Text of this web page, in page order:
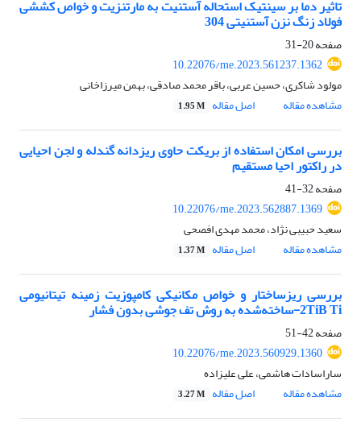
تاثیر دما بر سینتیک استحاله آستنیت به مارتنزیت و خواص کششی
فولاد زنگ نزن آستنیتی 304
صفحه20-31
10.22076/me.2023.561237.1362
مولود شاکری، حسین عربی، باقر محمد صادقی، بهمن میرزاخانی
مشاهده مقاله
اصل مقاله 1.95 M
بررسی امکان استفاده از بریکت حاوی ریزدانه گندله و لجن احیایی
در راکتور احیا مستقیم
صفحه32-41
10.22076/me.2023.562887.1369
سعید حبیبی نژاد، محمد مهدی افصحی
مشاهده مقاله
اصل مقاله 1.37 M
بررسی ریزساختار و خواص مکانیکی کامپوزیت زمینه تیتانیومی
2TiB Ti-ساخته‌شده به روش تف جوشی بدون فشار
صفحه42-51
10.22076/me.2023.560929.1360
ساراسادات هاشمی، علی علیزاده
مشاهده مقاله
اصل مقاله 3.27 M